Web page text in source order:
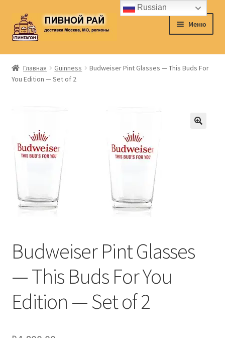
Перейти
к
навигации
Перейти
к
содержимому
Меню
Главная
Аккаунт
Заказ
Контакты
Корзина
Скидки
Схема проезда
Главная Guinness
Budweiser Pint Glasses — This Buds For
You Edition — Set of 2
Budweiser Pint Glasses
— This Buds For You
Edition — Set of 2
Russian